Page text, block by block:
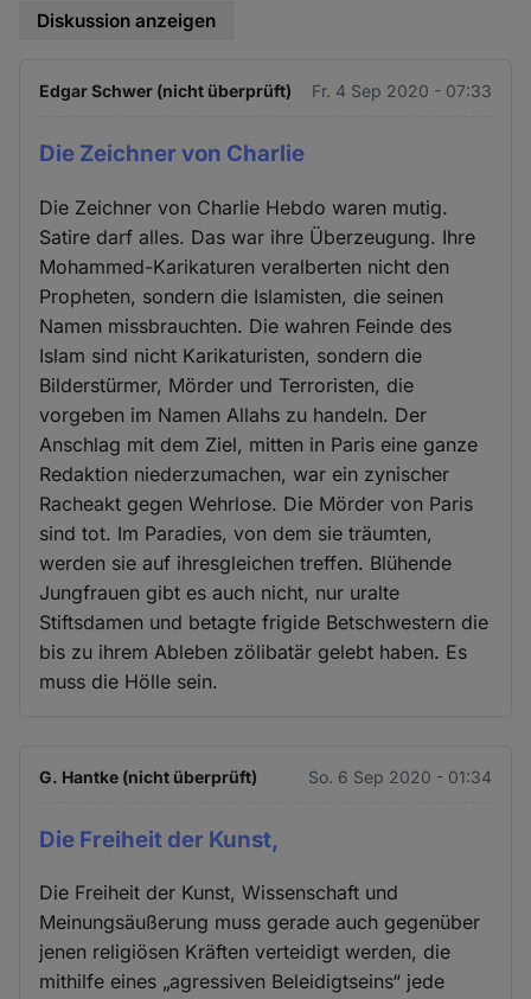
Diskussion anzeigen
Edgar Schwer (nicht überprüft) Fr. 4 Sep 2020 - 07:33
Die Zeichner von Charlie
Die Zeichner von Charlie Hebdo waren mutig.
Satire darf alles. Das war ihre Überzeugung. Ihre
Mohammed-Karikaturen veralberten nicht den
Propheten, sondern die Islamisten, die seinen
Namen missbrauchten. Die wahren Feinde des
Islam sind nicht Karikaturisten, sondern die
Bilderstürmer, Mörder und Terroristen, die
vorgeben im Namen Allahs zu handeln. Der
Anschlag mit dem Ziel, mitten in Paris eine ganze
Redaktion niederzumachen, war ein zynischer
Racheakt gegen Wehrlose. Die Mörder von Paris
sind tot. Im Paradies, von dem sie träumten,
werden sie auf ihresgleichen treffen. Blühende
Jungfrauen gibt es auch nicht, nur uralte
Stiftsdamen und betagte frigide Betschwestern die
bis zu ihrem Ableben zölibatär gelebt haben. Es
muss die Hölle sein.
G. Hantke (nicht überprüft) So. 6 Sep 2020 - 01:34
Die Freiheit der Kunst,
Die Freiheit der Kunst, Wissenschaft und
Meinungsäußerung muss gerade auch gegenüber
jenen religiösen Kräften verteidigt werden, die
mithilfe eines „agressiven Beleidigtseins“ jede